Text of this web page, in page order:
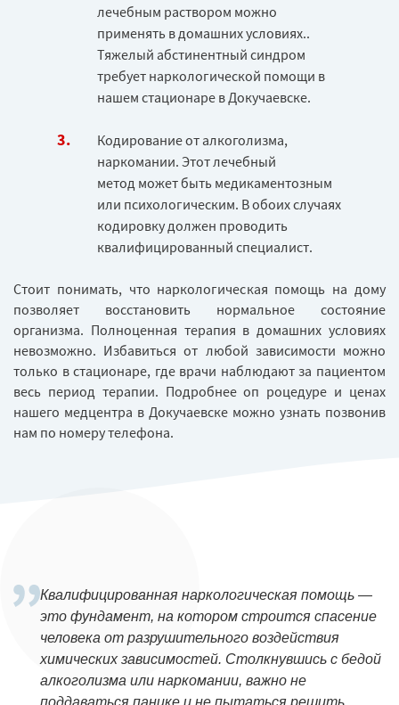
лечебным раствором можно
применять в домашних условиях..
Тяжелый абстинентный синдром
требует наркологической помощи в
нашем стационаре в Докучаевске.
Кодирование от алкоголизма,
наркомании. Этот лечебный
метод может быть медикаментозным
или психологическим. В обоих случаях
кодировку должен проводить
квалифицированный специалист.
Стоит понимать, что наркологическая помощь на дому
позволяет восстановить нормальное состояние
организма. Полноценная терапия в домашних условиях
невозможно. Избавиться от любой зависимости можно
только в стационаре, где врачи наблюдают за пациентом
весь период терапии. Подробнее оп роцедуре и ценах
нашего медцентра в Докучаевске можно узнать позвонив
нам по номеру телефона.
Квалифицированная наркологическая помощь —
это фундамент, на котором строится спасение
человека от разрушительного воздействия
химических зависимостей. Столкнувшись с бедой
алкоголизма или наркомании, важно не
поддаваться панике и не пытаться решить